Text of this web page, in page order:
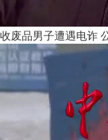
收废品男子遭遇电诈